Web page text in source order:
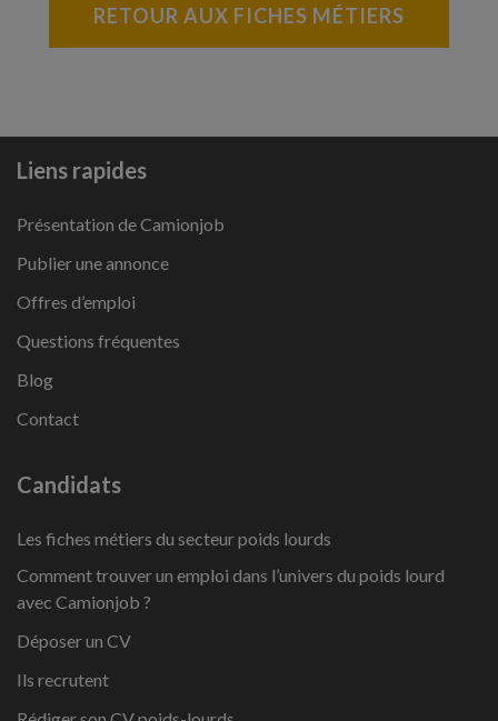
RETOUR AUX FICHES MÉTIERS
Liens rapides
Présentation de Camionjob
Publier une annonce
Offres d’emploi
Questions fréquentes
Blog
Contact
Candidats
Les fiches métiers du secteur poids lourds
Comment trouver un emploi dans l’univers du poids lourd
avec Camionjob ?
Déposer un CV
Ils recrutent